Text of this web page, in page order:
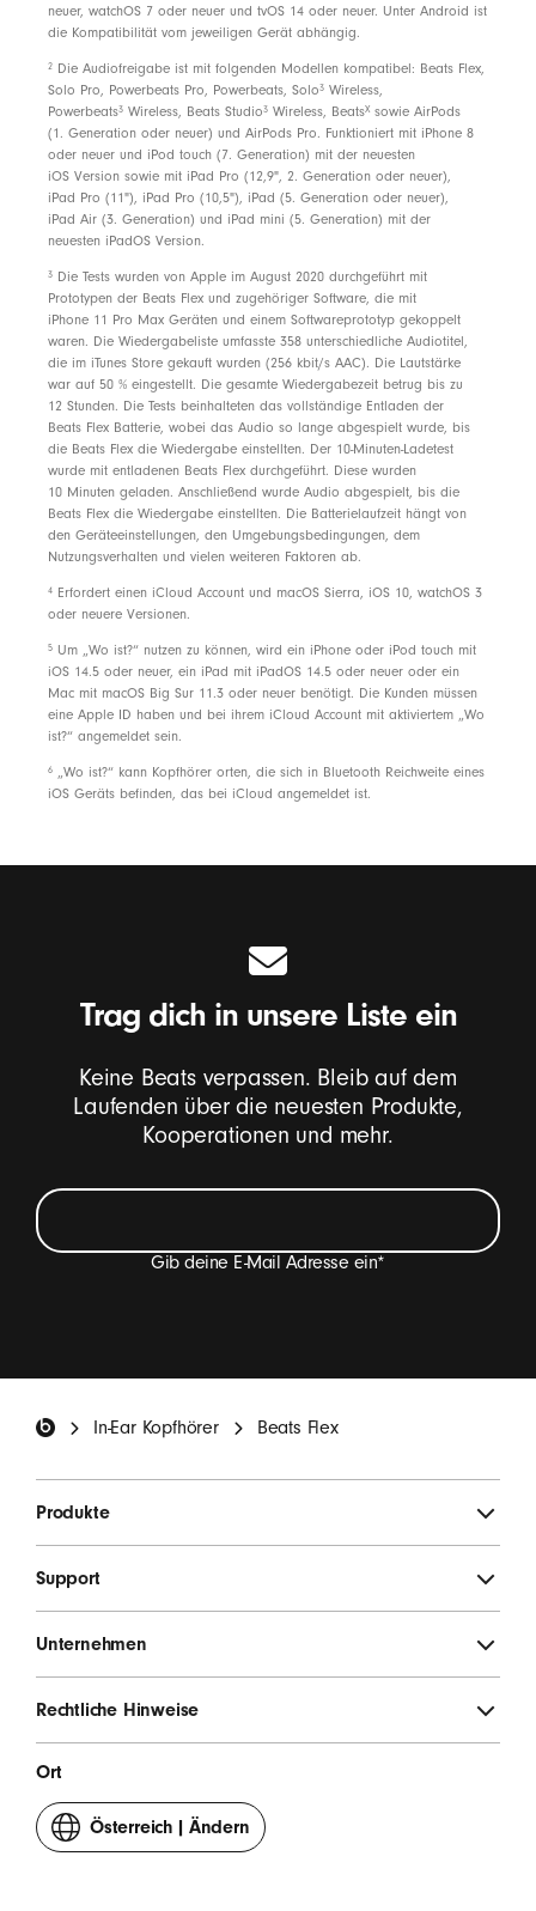
Wiederaufladbare Lithium-Ionen-Batterie
Bedienelemente
Bedienelemente am Gerät für Musik, Anrufe und
Sprachsteuerung
Integriertes Mikrofon mit Windgeräuschunterdrückung
für verbesserte Sprachqualität
Lieferumfang
Kabellose Beats Flex In-Ear Kopfhörer
Ohreinsätze in vier verschiedenen Größen
USB-C Ladeanschluss
Kurzanleitung
Garantiekarte
Verpackung
Die Verpackung der BeatsFlex besteht zu 87% aus
und/oder nachhaltiger Forstwirtschaft gewonnen wird
neuer, watchOS 7 oder neuer und tvOS 14 oder neuer. Unter Android ist
die Kompatibilität vom jeweiligen Gerät abhängig.
2
Die Audiofreigabe ist mit folgenden Modellen kompatibel: Beats Flex,
Solo Pro, Powerbeats Pro, Powerbeats, Solo3 Wireless,
Powerbeats3 Wireless, Beats Studio3 Wireless, BeatsX sowie AirPods
(1. Generation oder neuer) und AirPods Pro. Funktioniert mit iPhone 8
oder neuer und iPod touch (7. Generation) mit der neuesten
iOS Version sowie mit iPad Pro (12,9", 2. Generation oder neuer),
iPad Pro (11"), iPad Pro (10,5"), iPad (5. Generation oder neuer),
iPad Air (3. Generation) und iPad mini (5. Generation) mit der
neuesten iPadOS Version.
3
Die Tests wurden von Apple im August 2020 durchgeführt mit
Prototypen der Beats Flex und zugehöriger Software, die mit
iPhone 11 Pro Max Geräten und einem Softwareprototyp gekoppelt
waren. Die Wiedergabeliste umfasste 358 unterschiedliche Audiotitel,
die im iTunes Store gekauft wurden (256 kbit/s AAC). Die Lautstärke
war auf 50 % eingestellt. Die gesamte Wiedergabezeit betrug bis zu
12 Stunden. Die Tests beinhalteten das vollständige Entladen der
Beats Flex Batterie, wobei das Audio so lange abgespielt wurde, bis
die Beats Flex die Wiedergabe einstellten. Der 10-Minuten-Ladetest
wurde mit entladenen Beats Flex durchgeführt. Diese wurden
10 Minuten geladen. Anschließend wurde Audio abgespielt, bis die
Beats Flex die Wiedergabe einstellten. Die Batterielaufzeit hängt von
den Geräteeinstellungen, den Umgebungsbedingungen, dem
Nutzungsverhalten und vielen weiteren Faktoren ab.
4
Erfordert einen iCloud Account und macOS Sierra, iOS 10, watchOS 3
oder neuere Versionen.
5 Um „Wo ist?“ nutzen zu können, wird ein iPhone oder iPod touch mit
iOS 14.5 oder neuer, ein iPad mit iPadOS 14.5 oder neuer oder ein
Mac mit macOS Big Sur 11.3 oder neuer benötigt. Die Kunden müssen
eine Apple ID haben und bei ihrem iCloud Account mit aktiviertem „Wo
ist?“ angemeldet sein.
6 „Wo ist?“ kann Kopfhörer orten, die sich in Bluetooth Reichweite eines
iOS Geräts befinden, das bei iCloud angemeldet ist.
Trag dich in unsere Liste ein
Keine Beats verpassen. Bleib auf dem
Laufenden über die neuesten Produkte,
Kooperationen und mehr.
Gib deine E-Mail Adresse ein*
Einladungen zu Umfragen enthalten.*
In-Ear Kopfhörer Beats Flex
Produkte
Support
Unternehmen
Rechtliche Hinweise
Ort
Österreich | Ändern
dein